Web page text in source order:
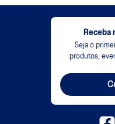
Receba
Seja o
produtos,